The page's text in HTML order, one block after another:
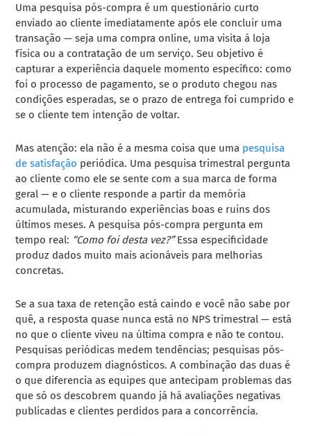
Uma pesquisa pós-compra é um questionário curto
enviado ao cliente imediatamente após ele concluir uma
transação — seja uma compra online, uma visita à loja
física ou a contratação de um serviço. Seu objetivo é
capturar a experiência daquele momento específico: como
foi o processo de pagamento, se o produto chegou nas
condições esperadas, se o prazo de entrega foi cumprido e
se o cliente tem intenção de voltar.
Mas atenção: ela não é a mesma coisa que uma pesquisa
de satisfação periódica. Uma pesquisa trimestral pergunta
ao cliente como ele se sente com a sua marca de forma
geral — e o cliente responde a partir da memória
acumulada, misturando experiências boas e ruins dos
últimos meses. A pesquisa pós-compra pergunta em
tempo real: “Como foi desta vez?”Essa especificidade
produz dados muito mais acionáveis para melhorias
concretas.
Se a sua taxa de retenção está caindo e você não sabe por
quê, a resposta quase nunca está no NPS trimestral — está
no que o cliente viveu na última compra e não te contou.
Pesquisas periódicas medem tendências; pesquisas pós-
compra produzem diagnósticos. A combinação das duas é
o que diferencia as equipes que antecipam problemas das
que só os descobrem quando já há avaliações negativas
publicadas e clientes perdidos para a concorrência.